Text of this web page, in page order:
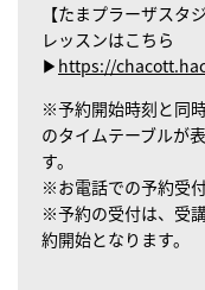
【たまプラーザスタ
レッスンはこちら
▶ https://
※予約開始時刻と同
のタイムテーブルが
す。
※お電話での予約受
※予約の受付は、受
約開始となります。